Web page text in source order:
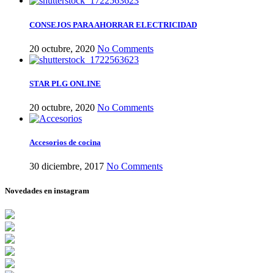
CONSEJOS PARA AHORRAR ELECTRICIDAD
20 octubre, 2020 No Comments
STAR PLG ONLINE
20 octubre, 2020 No Comments
Accesorios de cocina
30 diciembre, 2017 No Comments
Novedades en instagram